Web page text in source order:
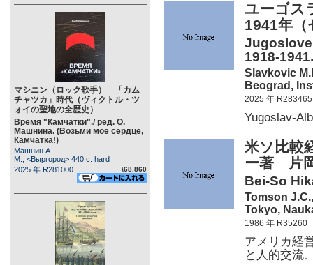
マシニン（ロック歌手） 「カム
チャツカ」時代（ヴィクトル・ツ
ォイの聖地の全歴史）
Время "Камчатки"./ ред. О.
Машнина. (Возьми мое сердце,
Камчатка!)
Машнин А.
М., <Выргород> 440 c. hard
2025 年 R281000
\68,860
ユーゴス
1941年
1918-
Slavkovic
Beograd,
2025 年 R283465
Yugoslav-
米ソ比較
ー著 片
Bei-So
Tomson
Tokyo,
1986 年 R35260
アメリカ経
と人的交流